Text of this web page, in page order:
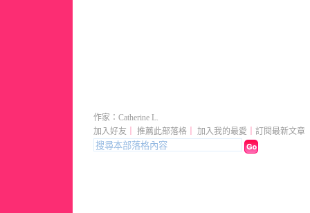
加入好友 推薦此部落格 加入我的最愛 訂閱最新文章
作家：Catherine L.